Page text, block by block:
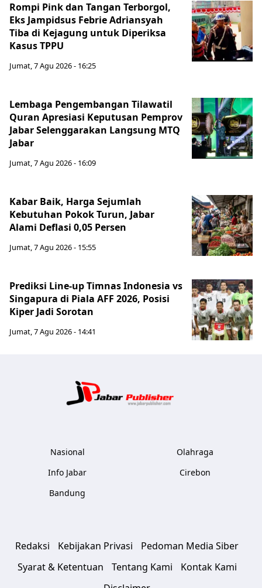
Rompi Pink dan Tangan Terborgol,
Eks Jampidsus Febrie Adriansyah
Tiba di Kejagung untuk Diperiksa
Kasus TPPU
Jumat, 7 Agu 2026 - 16:25
Lembaga Pengembangan Tilawatil
Quran Apresiasi Keputusan Pemprov
Jabar Selenggarakan Langsung MTQ
Jabar
Jumat, 7 Agu 2026 - 16:09
Kabar Baik, Harga Sejumlah
Kebutuhan Pokok Turun, Jabar
Alami Deflasi 0,05 Persen
Jumat, 7 Agu 2026 - 15:55
Prediksi Line-up Timnas Indonesia vs
Singapura di Piala AFF 2026, Posisi
Kiper Jadi Sorotan
Jumat, 7 Agu 2026 - 14:41
Nasional
Info Jabar
Bandung
Olahraga
Cirebon
Redaksi Kebijakan Privasi
Pedoman Media Siber
Syarat & Ketentuan
Tentang Kami
Kontak Kami